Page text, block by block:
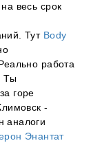
весь срок
Тут Body
работа
Ты
горе
-
аналоги
Энантат